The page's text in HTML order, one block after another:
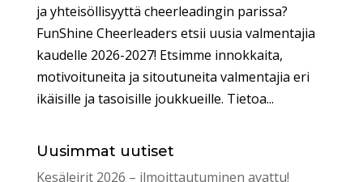
ja yhteisöllisyyttä cheerleadingin parissa?
FunShine Cheerleaders etsii uusia valmentajia
kaudelle 2026-2027! Etsimme innokkaita,
motivoituneita ja sitoutuneita valmentajia eri
ikäisille ja tasoisille joukkueille. Tietoa...
Uusimmat uutiset
Kesäleirit 2026 – ilmoittautuminen avattu!